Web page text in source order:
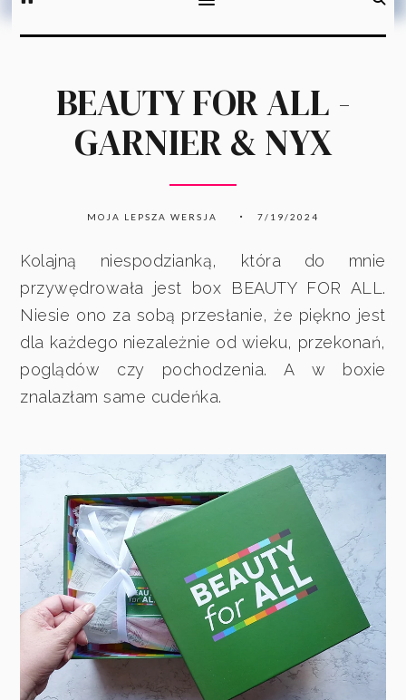
BEAUTY FOR ALL -
GARNIER & NYX
MOJA LEPSZA WERSJA 7/19/2024
Kolajną niespodzianką, która do mnie
przywędrowała jest box BEAUTY FOR ALL.
Niesie ono za sobą przesłanie, że piękno jest
dla każdego niezależnie od wieku, przekonań,
poglądów czy pochodzenia. A w boxie
znalazłam same cudeńka.